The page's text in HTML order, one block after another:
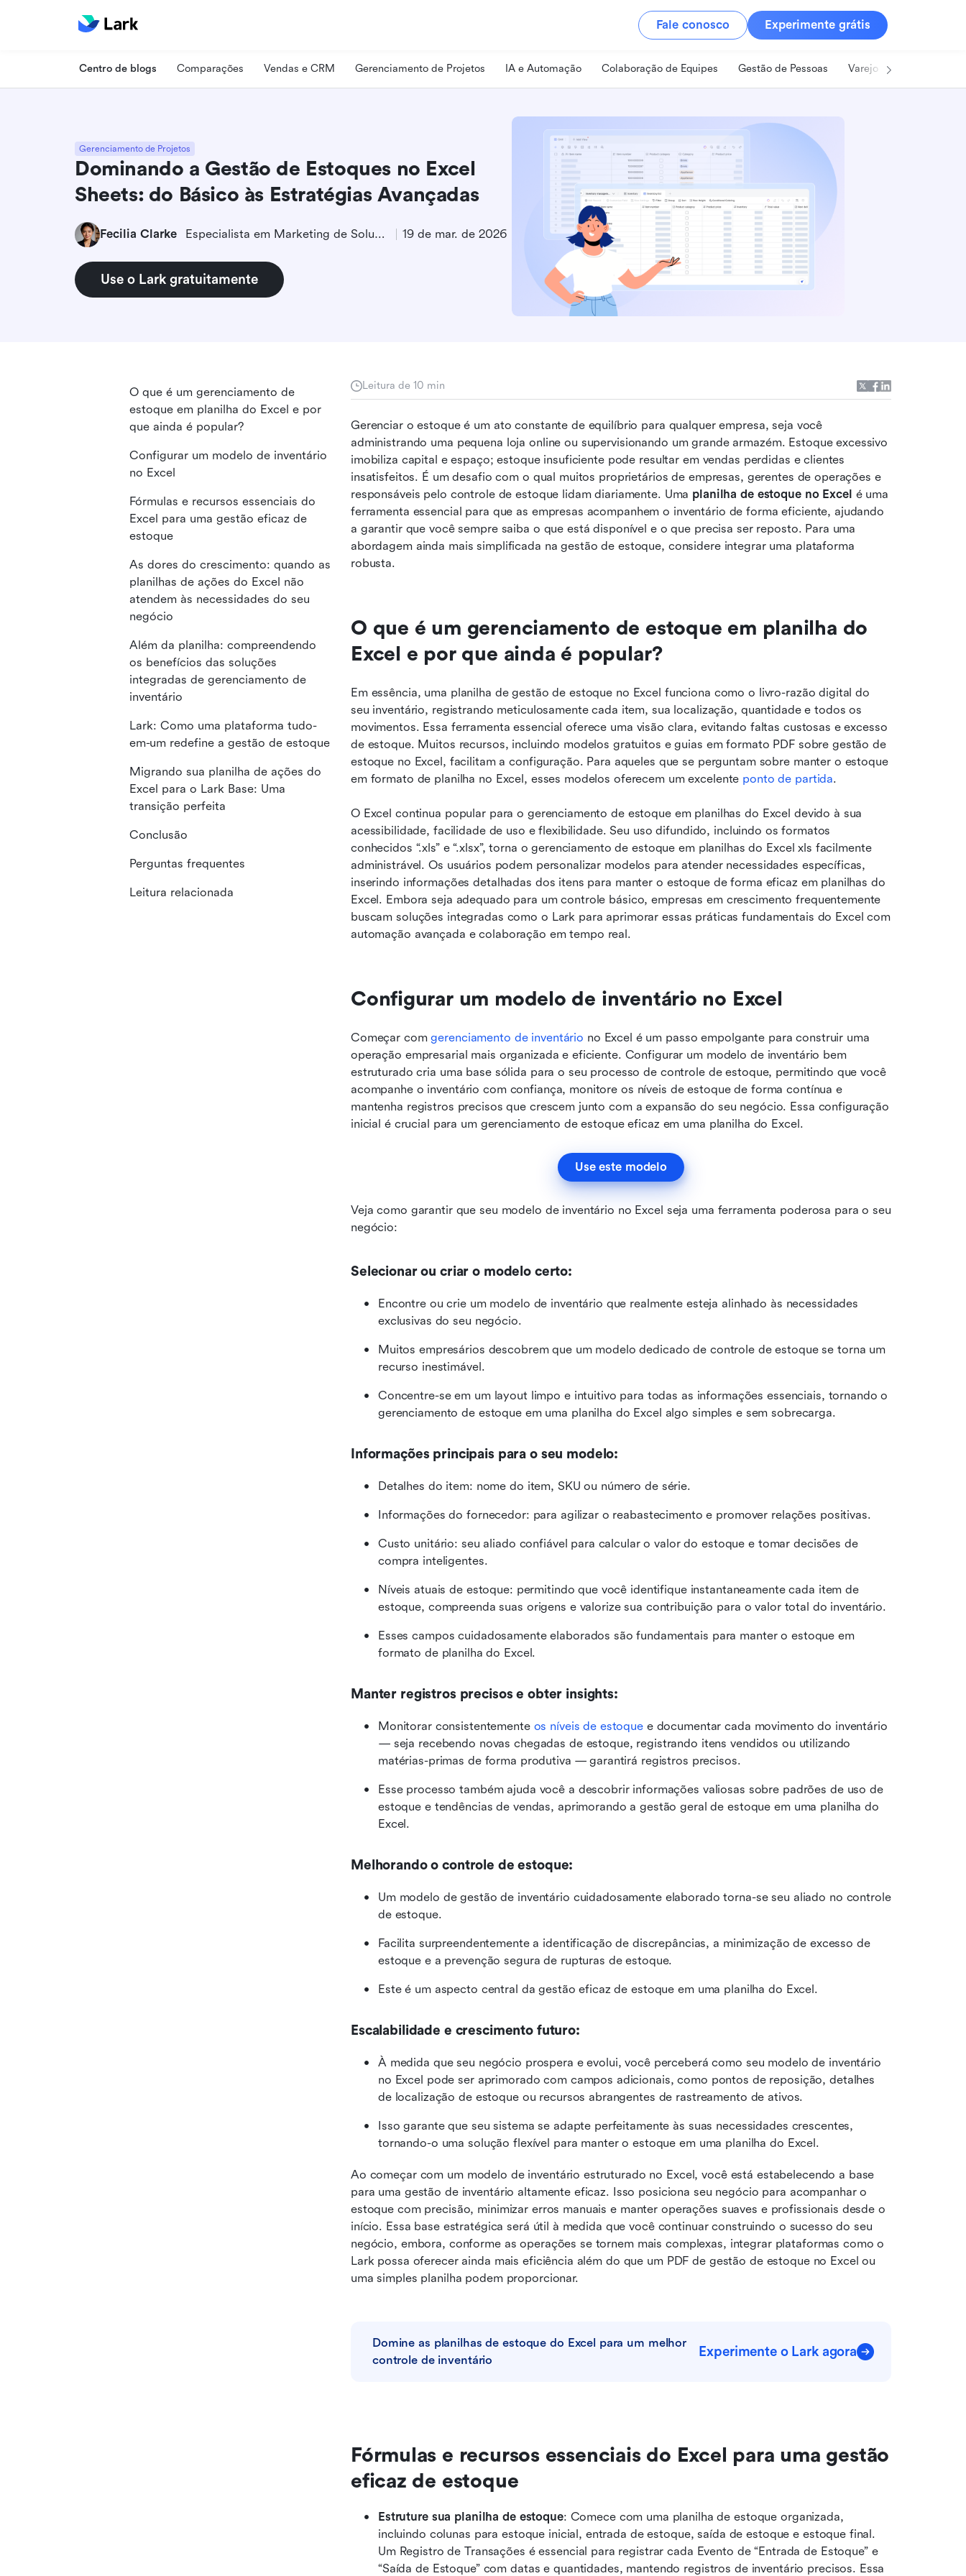
Fale conosco Experimente grátis
Centro de blogs Comparações Vendas e CRM Gerenciamento de Projetos IA e Automação Colaboração de Equipes Gestão de Pessoas Varejo
Gerenciamento de Projetos
Dominando a Gestão de Estoques no Excel
Sheets: do Básico às Estratégias Avançadas
Fecilia Clarke Especialista em Marketing de Soluções 19 de mar. de 2026
Use o Lark gratuitamente
Leitura de 10 min
Gerenciar o estoque é um ato constante de equilíbrio para qualquer empresa, seja você
administrando uma pequena loja online ou supervisionando um grande armazém. Estoque excessivo
imobiliza capital e espaço; estoque insuficiente pode resultar em vendas perdidas e clientes
insatisfeitos. É um desafio com o qual muitos proprietários de empresas, gerentes de operações e
responsáveis pelo controle de estoque lidam diariamente. Uma planilha de estoque no Excel é uma
ferramenta essencial para que as empresas acompanhem o inventário de forma eficiente, ajudando
a garantir que você sempre saiba o que está disponível e o que precisa ser reposto. Para uma
abordagem ainda mais simplificada na gestão de estoque, considere integrar uma plataforma
robusta.
O que é um gerenciamento de estoque em planilha do
Excel e por que ainda é popular?
Em essência, uma planilha de gestão de estoque no Excel funciona como o livro-razão digital do
seu inventário, registrando meticulosamente cada item, sua localização, quantidade e todos os
movimentos. Essa ferramenta essencial oferece uma visão clara, evitando faltas custosas e excesso
de estoque. Muitos recursos, incluindo modelos gratuitos e guias em formato PDF sobre gestão de
estoque no Excel, facilitam a configuração. Para aqueles que se perguntam sobre manter o estoque
em formato de planilha no Excel, esses modelos oferecem um excelente ponto de partida.
O Excel continua popular para o gerenciamento de estoque em planilhas do Excel devido à sua
acessibilidade, facilidade de uso e flexibilidade. Seu uso difundido, incluindo os formatos
conhecidos “.xls” e “.xlsx”, torna o gerenciamento de estoque em planilhas do Excel xls facilmente
administrável. Os usuários podem personalizar modelos para atender necessidades específicas,
inserindo informações detalhadas dos itens para manter o estoque de forma eficaz em planilhas do
Excel. Embora seja adequado para um controle básico, empresas em crescimento frequentemente
buscam soluções integradas como o Lark para aprimorar essas práticas fundamentais do Excel com
automação avançada e colaboração em tempo real.
Configurar um modelo de inventário no Excel
Começar com gerenciamento de inventário no Excel é um passo empolgante para construir uma
operação empresarial mais organizada e eficiente. Configurar um modelo de inventário bem
estruturado cria uma base sólida para o seu processo de controle de estoque, permitindo que você
acompanhe o inventário com confiança, monitore os níveis de estoque de forma contínua e
mantenha registros precisos que crescem junto com a expansão do seu negócio. Essa configuração
inicial é crucial para um gerenciamento de estoque eficaz em uma planilha do Excel.
Use este modelo
Veja como garantir que seu modelo de inventário no Excel seja uma ferramenta poderosa para o seu
negócio:
Selecionar ou criar o modelo certo:
Encontre ou crie um modelo de inventário que realmente esteja alinhado às necessidades
exclusivas do seu negócio.
Muitos empresários descobrem que um modelo dedicado de controle de estoque se torna um
recurso inestimável.
Concentre-se em um layout limpo e intuitivo para todas as informações essenciais, tornando o
gerenciamento de estoque em uma planilha do Excel algo simples e sem sobrecarga.
Informações principais para o seu modelo:
Detalhes do item: nome do item, SKU ou número de série.
Informações do fornecedor: para agilizar o reabastecimento e promover relações positivas.
Custo unitário: seu aliado confiável para calcular o valor do estoque e tomar decisões de
compra inteligentes.
Níveis atuais de estoque: permitindo que você identifique instantaneamente cada item de
estoque, compreenda suas origens e valorize sua contribuição para o valor total do inventário.
Esses campos cuidadosamente elaborados são fundamentais para manter o estoque em
formato de planilha do Excel.
Manter registros precisos e obter insights:
Monitorar consistentemente os níveis de estoque e documentar cada movimento do inventário
— seja recebendo novas chegadas de estoque, registrando itens vendidos ou utilizando
matérias-primas de forma produtiva — garantirá registros precisos.
Esse processo também ajuda você a descobrir informações valiosas sobre padrões de uso de
estoque e tendências de vendas, aprimorando a gestão geral de estoque em uma planilha do
Excel.
Melhorando o controle de estoque:
Um modelo de gestão de inventário cuidadosamente elaborado torna-se seu aliado no controle
de estoque.
Facilita surpreendentemente a identificação de discrepâncias, a minimização de excesso de
estoque e a prevenção segura de rupturas de estoque.
Este é um aspecto central da gestão eficaz de estoque em uma planilha do Excel.
Escalabilidade e crescimento futuro:
À medida que seu negócio prospera e evolui, você perceberá como seu modelo de inventário
no Excel pode ser aprimorado com campos adicionais, como pontos de reposição, detalhes
de localização de estoque ou recursos abrangentes de rastreamento de ativos.
Isso garante que seu sistema se adapte perfeitamente às suas necessidades crescentes,
tornando-o uma solução flexível para manter o estoque em uma planilha do Excel.
Ao começar com um modelo de inventário estruturado no Excel, você está estabelecendo a base
para uma gestão de inventário altamente eficaz. Isso posiciona seu negócio para acompanhar o
estoque com precisão, minimizar erros manuais e manter operações suaves e profissionais desde o
início. Essa base estratégica será útil à medida que você continuar construindo o sucesso do seu
negócio, embora, conforme as operações se tornem mais complexas, integrar plataformas como o
Lark possa oferecer ainda mais eficiência além do que um PDF de gestão de estoque no Excel ou
uma simples planilha podem proporcionar.
Domine as planilhas de estoque do Excel para um melhor
controle de inventário
Experimente o Lark agora
Fórmulas e recursos essenciais do Excel para uma gestão
eficaz de estoque
Estruture sua planilha de estoque: Comece com uma planilha de estoque organizada,
incluindo colunas para estoque inicial, entrada de estoque, saída de estoque e estoque final.
Um Registro de Transações é essencial para registrar cada Evento de “Entrada de Estoque” e
“Saída de Estoque” com datas e quantidades, mantendo registros de inventário precisos. Essa
O que é um gerenciamento de
estoque em planilha do Excel e por
que ainda é popular?
Configurar um modelo de inventário
no Excel
Fórmulas e recursos essenciais do
Excel para uma gestão eficaz de
estoque
As dores do crescimento: quando as
planilhas de ações do Excel não
atendem às necessidades do seu
negócio
Além da planilha: compreendendo
os benefícios das soluções
integradas de gerenciamento de
inventário
Lark: Como uma plataforma tudo-
em-um redefine a gestão de estoque
Migrando sua planilha de ações do
Excel para o Lark Base: Uma
transição perfeita
Conclusão
Perguntas frequentes
Leitura relacionada